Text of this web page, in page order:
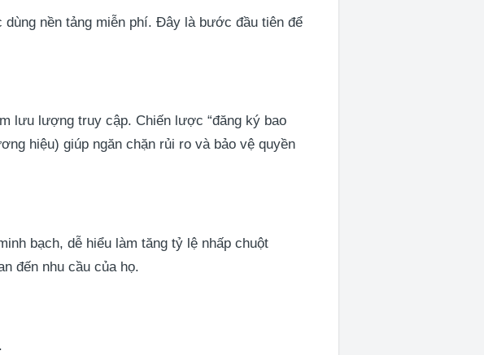
nền tảng miễn phí. Đây là bước đầu tiên để
lưu lượng truy cập. Chiến lược “đăng ký bao
hiệu) giúp ngăn chặn rủi ro và bảo vệ quyền
bạch, dễ hiểu làm tăng tỷ lệ nhấp chuột
đến nhu cầu của họ.